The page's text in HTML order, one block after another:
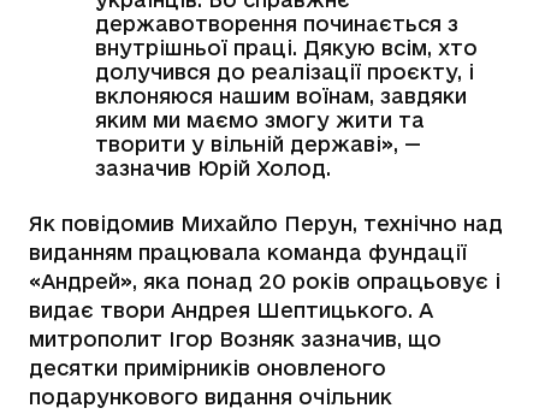
державотворення починається з
внутрішньої праці. Дякую всім, хто
долучився до реалізації проєкту, і
вклоняюся нашим воїнам, завдяки
яким ми маємо змогу жити та
творити у вільній державі», —
зазначив Юрій Холод.
Як повідомив Михайло Перун, технічно над
виданням працювала команда фундації
«Андрей», яка понад 20 років опрацьовує і
видає твори Андрея Шептицького. А
митрополит Ігор Возняк зазначив, що
десятки примірників оновленого
подарункового видання очільник